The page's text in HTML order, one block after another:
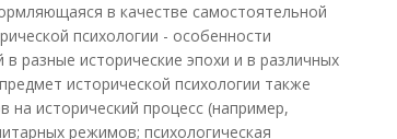
в качестве самостоятельной
психологии - особенности
разные исторические эпохи и в различных
исторической психологии также
на исторический процесс (например,
режимов; психологическая